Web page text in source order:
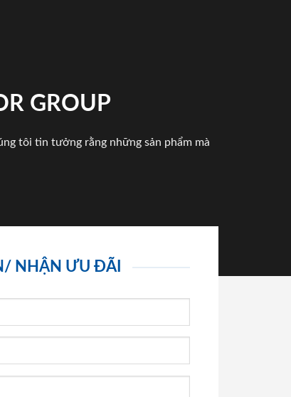
GROUP
tôi tin tưởng rằng những sản phẩm mà
NHẬN ƯU ĐÃI